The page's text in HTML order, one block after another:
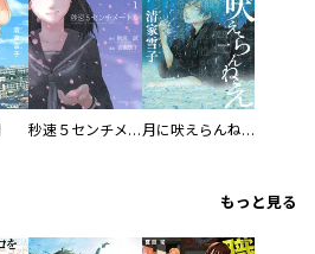
秒速５センチメートル 月に吠えらんねえ
もっと見る